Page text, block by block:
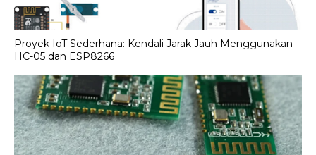
Proyek IoT Sederhana: Kendali Jarak Jauh Menggunakan
HC-05 dan ESP8266